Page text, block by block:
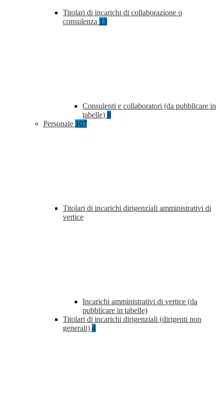
Titolari di incarichi di collaborazione o
consulenza 13
Consulenti e collaboratori (da pubblicare in
tabelle) 8
Personale 107
Titolari di incarichi dirigenziali amministrativi di
vertice
Incarichi amministrativi di vertice (da
pubblicare in tabelle)
Titolari di incarichi dirigenziali (dirigenti non
generali) 4